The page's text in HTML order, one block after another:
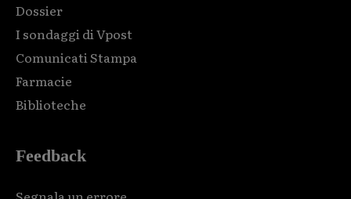
Dossier
I sondaggi di Vpost
Comunicati Stampa
Farmacie
Biblioteche
Feedback